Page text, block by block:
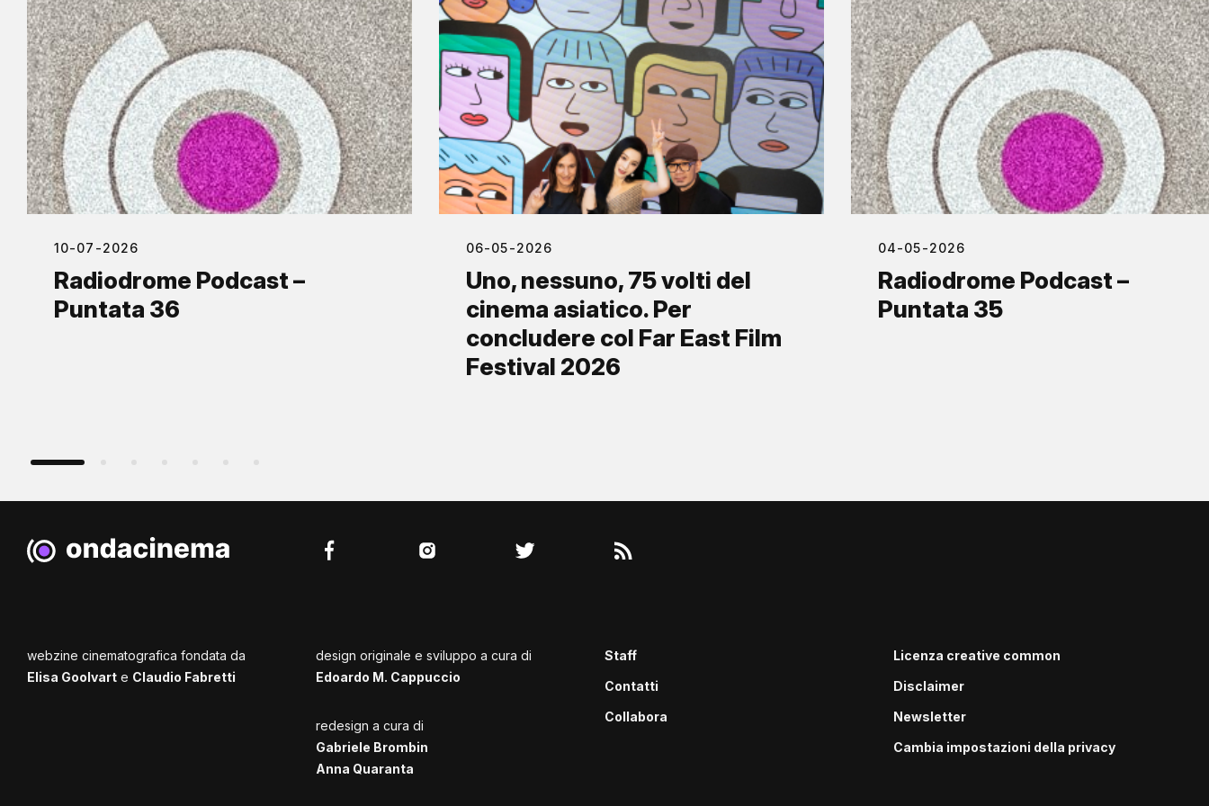
10-07-2026
Radiodrome Podcast –
Puntata 36
06-05-2026
Uno, nessuno, 75 volti del
cinema asiatico. Per
concludere col Far East Film
Festival 2026
04-05-2026
Radiodrome Podcast –
Puntata 35
webzine cinematografica fondata da
Elisa Goolvart e Claudio Fabretti
design originale e sviluppo a cura di
Edoardo M. Cappuccio
redesign a cura di
Gabriele Brombin
Anna Quaranta
Staff
Contatti
Collabora
Licenza creative common
Disclaimer
Newsletter
Cambia impostazioni della privacy